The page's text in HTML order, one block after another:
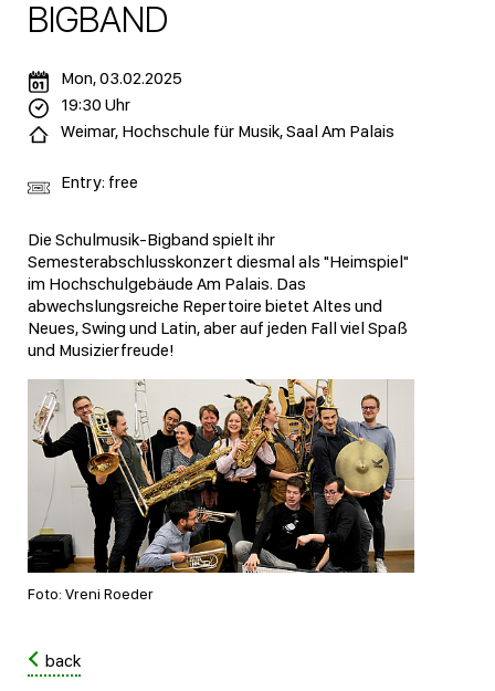
BIGBAND
Die Schulmusik-Bigband spielt ihr
Semesterabschlusskonzert diesmal als "Heimspiel"
im Hochschulgebäude Am Palais. Das
abwechslungsreiche Repertoire bietet Altes und
Neues, Swing und Latin, aber auf jeden Fall viel Spaß
und Musizierfreude!
Foto: Vreni Roeder
Mon, 03.02.2025
19:30 Uhr
Weimar, Hochschule für Musik, Saal Am Palais
Entry: free
back